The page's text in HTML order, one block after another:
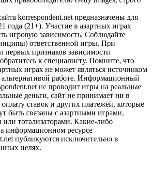
korrespondent.net предназначены для
года (21+). Участие в азартных играх
игровую зависимость. Соблюдайте
ответственной игры. При
первых признаков зависимости
к специалисту. Помните, что
играх не может являться источником
альтернативой работе. Информационный
не проводит игры на реальные
деньги, сайт не принимает ни в
ставок и других платежей, которые
быть связаны с азартными играми,
или тотализаторами. Какие-либо
информационном ресурсе
публикуются исключительно в
целях.